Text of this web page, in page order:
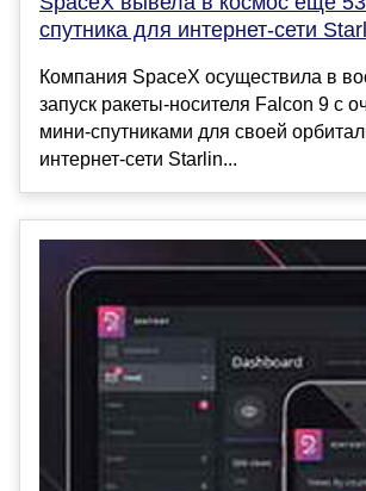
спутника для интернет-сети
Компания SpaceX осуществила в
запуск ракеты-носителя Falcon 9 с
мини-спутниками для своей
интернет-сети Starlin...